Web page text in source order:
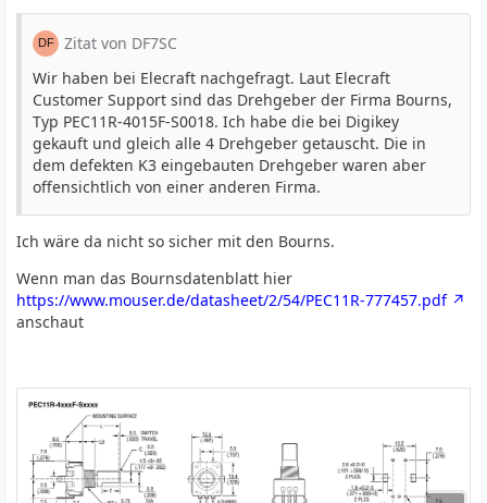
Zitat von DF7SC
Wir haben bei Elecraft nachgefragt. Laut Elecraft
Customer Support sind das Drehgeber der Firma Bourns,
Typ PEC11R-4015F-S0018. Ich habe die bei Digikey
gekauft und gleich alle 4 Drehgeber getauscht. Die in
dem defekten K3 eingebauten Drehgeber waren aber
offensichtlich von einer anderen Firma.
Ich wäre da nicht so sicher mit den Bourns.
Wenn man das Bournsdatenblatt hier
https://www.mouser.de/datasheet/2/54/PEC11R-777457.pdf
anschaut